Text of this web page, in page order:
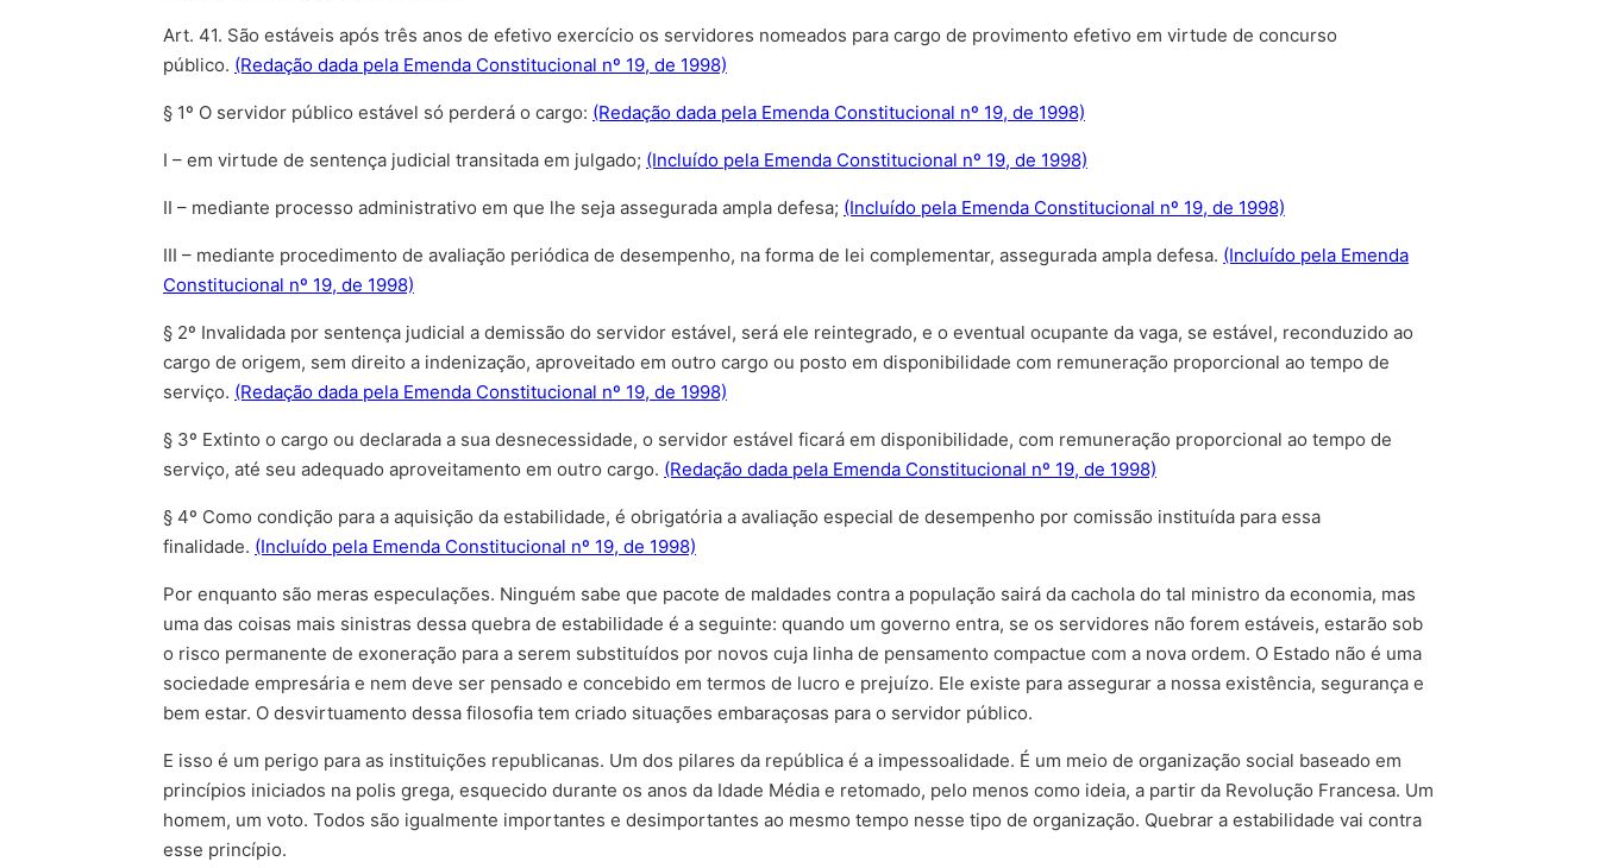
Art. 41. São estáveis após três anos de efetivo exercício os servidores nomeados para cargo de provimento efetivo em virtude de concurso
público. (Redação dada pela Emenda Constitucional nº 19, de 1998)
§ 1º O servidor público estável só perderá o cargo: (Redação dada pela Emenda Constitucional nº 19, de 1998)
I – em virtude de sentença judicial transitada em julgado; (Incluído pela Emenda Constitucional nº 19, de 1998)
II – mediante processo administrativo em que lhe seja assegurada ampla defesa; (Incluído pela Emenda Constitucional nº 19, de 1998)
III – mediante procedimento de avaliação periódica de desempenho, na forma de lei complementar, assegurada ampla defesa. (Incluído pela Emenda
Constitucional nº 19, de 1998)
§ 2º Invalidada por sentença judicial a demissão do servidor estável, será ele reintegrado, e o eventual ocupante da vaga, se estável, reconduzido ao
cargo de origem, sem direito a indenização, aproveitado em outro cargo ou posto em disponibilidade com remuneração proporcional ao tempo de
serviço. (Redação dada pela Emenda Constitucional nº 19, de 1998)
§ 3º Extinto o cargo ou declarada a sua desnecessidade, o servidor estável ficará em disponibilidade, com remuneração proporcional ao tempo de
serviço, até seu adequado aproveitamento em outro cargo. (Redação dada pela Emenda Constitucional nº 19, de 1998)
§ 4º Como condição para a aquisição da estabilidade, é obrigatória a avaliação especial de desempenho por comissão instituída para essa
finalidade. (Incluído pela Emenda Constitucional nº 19, de 1998)
Por enquanto são meras especulações. Ninguém sabe que pacote de maldades contra a população sairá da cachola do tal ministro da economia, mas
uma das coisas mais sinistras dessa quebra de estabilidade é a seguinte: quando um governo entra, se os servidores não forem estáveis, estarão sob
o risco permanente de exoneração para a serem substituídos por novos cuja linha de pensamento compactue com a nova ordem. O Estado não é uma
sociedade empresária e nem deve ser pensado e concebido em termos de lucro e prejuízo. Ele existe para assegurar a nossa existência, segurança e
bem estar. O desvirtuamento dessa filosofia tem criado situações embaraçosas para o servidor público.
E isso é um perigo para as instituições republicanas. Um dos pilares da república é a impessoalidade. É um meio de organização social baseado em
princípios iniciados na polis grega, esquecido durante os anos da Idade Média e retomado, pelo menos como ideia, a partir da Revolução Francesa. Um
homem, um voto. Todos são igualmente importantes e desimportantes ao mesmo tempo nesse tipo de organização. Quebrar a estabilidade vai contra
esse princípio.